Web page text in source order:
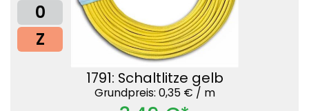
0
Z
1791: Schaltlitze gelb
Grundpreis: 0,35 € / m